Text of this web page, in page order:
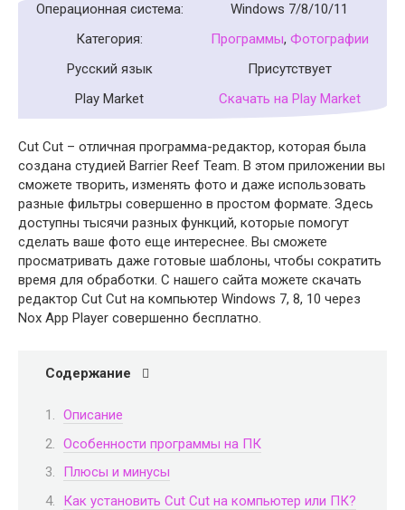
Операционная система:
Windows 7/8/10/11
Категория:
Программы, Фотографии
Русский язык
Присутствует
Play Market
Скачать на Play Market
Cut Cut – отличная программа-редактор, которая была
создана студией Barrier Reef Team. В этом приложении вы
сможете творить, изменять фото и даже использовать
разные фильтры совершенно в простом формате. Здесь
доступны тысячи разных функций, которые помогут
сделать ваше фото еще интереснее. Вы сможете
просматривать даже готовые шаблоны, чтобы сократить
время для обработки. С нашего сайта можете скачать
редактор Cut Cut на компьютер Windows 7, 8, 10 через
Nox App Player совершенно бесплатно.
Содержание
Описание
Особенности программы на ПК
Плюсы и минусы
Как установить Cut Cut на компьютер или ПК?